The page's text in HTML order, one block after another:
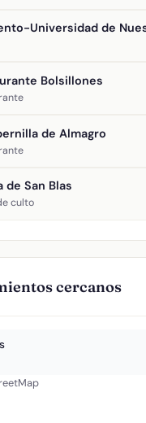
Bolsillones
de Almagro
de San Blas
culto
cercanos